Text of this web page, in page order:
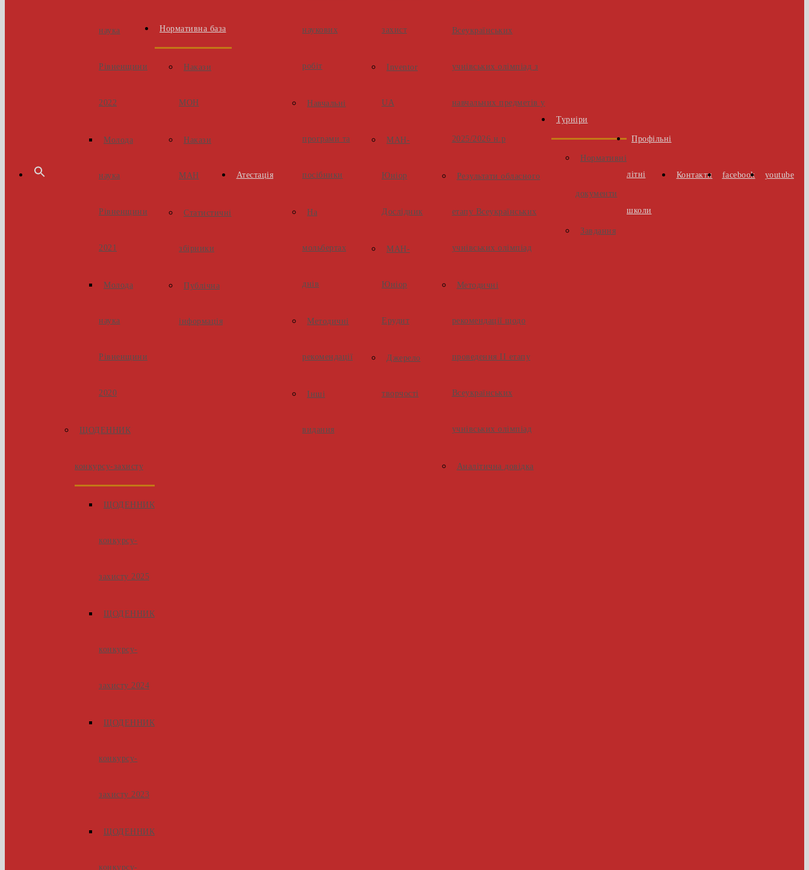
наука
Рівненщини
2022
Молода
наука
Рівненщини
2021
Молода
наука
Рівненщини
2020
ЩОДЕННИК
конкурсу-захисту
ЩОДЕННИК
конкурсу-
захисту 2025
ЩОДЕННИК
конкурсу-
захисту 2024
ЩОДЕННИК
конкурсу-
захисту 2023
ЩОДЕННИК
конкурсу-
Нормативна база
Накази
МОН
Накази
МАН
Статистичні
збірники
Публічна
інформація
Атестація
наукових
робіт
Навчальні
програми та
посібники
На
мольбертах
днів
Методичні
рекомендації
Інші
видання
захист
Inventor
UA
МАН-
Юніор
Дослідник
МАН-
Юніор
Ерудит
Джерело
творчості
Всеукраїнських
учнівських олімпіад з
навчальних предметів у
2025/2026 н.р
Результати обласного
етапу Всеукраїнських
учнівських олімпіад
Методичні
рекомендації щодо
проведення ІІ етапу
Всеукраїнських
учнівських олімпіад
Аналітична довідка
Турніри
Нормативні
документи
Завдання
Профільні
літні
школи
Контакти facebook youtube